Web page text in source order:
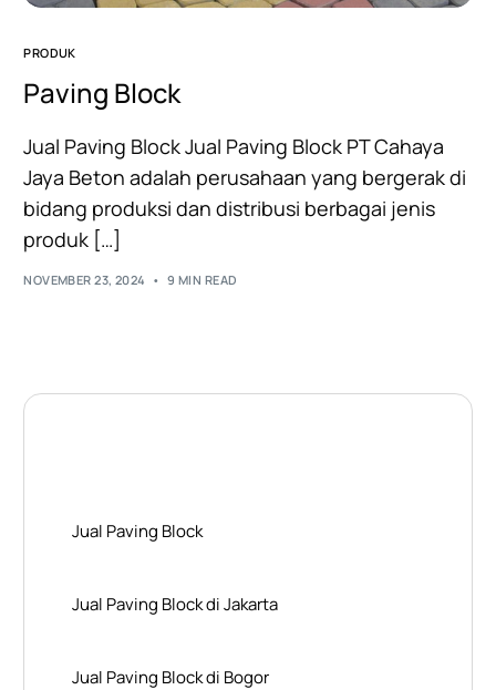
PRODUK
Paving Block
Jual Paving Block Jual Paving Block PT Cahaya
Jaya Beton adalah perusahaan yang bergerak di
bidang produksi dan distribusi berbagai jenis
produk […]
NOVEMBER 23, 2024 9 MIN READ
Jual Paving Block
Jual Paving Block di Jakarta
Jual Paving Block di Bogor